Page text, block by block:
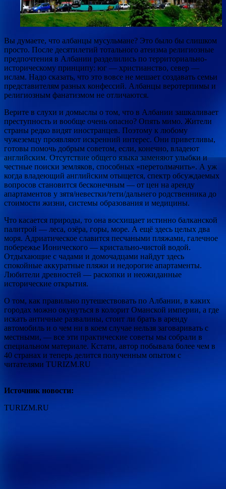
Вы думаете, что албанцы мусульмане? Это было бы слишком
просто. После десятилетий тотального атеизма религиозные
предпочтения в Албании разделились по территориально-
историческому принципу: юг — христианство, север —
ислам. Надо сказать, что это вовсе не мешает создавать семьи
представителям разных конфессий. Албанцы веротерпимы и
религиозным фанатизмом не отличаются.
Верите в слухи и домыслы о том, что в Албании зашкаливает
преступность и вообще очень опасно? Опять мимо. Жители
страны редко видят иностранцев. Поэтому к любому
чужеземцу проявляют искренний интерес. Они приветливы,
готовы помочь добрым советом, если, конечно, владеют
английским. Отсутствие общего языка заменяют улыбки и
честные поиски земляков, способных «перетолмачить». А уж
когда владеющий английским отыщется, спектр обсуждаемых
вопросов становится бесконечным — от цен на аренду
апартаментов у зятя/невестки/тети/дальнего родственника до
стоимости жизни, системы образования и медицины.
Что касается природы, то она восхищает истинно балканской
палитрой — леса, озёра, горы, море. А ещё здесь целых два
моря. Адриатическое славится песчаными пляжами, галечное
побережье Ионического — кристально-чистой водой.
Отдыхающие с чадами и домочадцами найдут здесь
спокойные аккуратные пляжи и недорогие апартаменты.
Любители древностей — раскопки и неожиданные
исторические открытия.
О том, как правильно путешествовать по Албании, в каких
городах можно окунуться в колорит Оманской империи, а где
искать античные развалины, стоит ли брать в аренду
автомобиль и о чем ни в коем случае нельзя заговаривать с
местными, — все эти практические советы мы собрали в
специальном материале. Кстати, автор побывала более чем в
40 странах и теперь делится полученным опытом с
читателями TURIZM.RU
Источник новости:
TURIZM.RU